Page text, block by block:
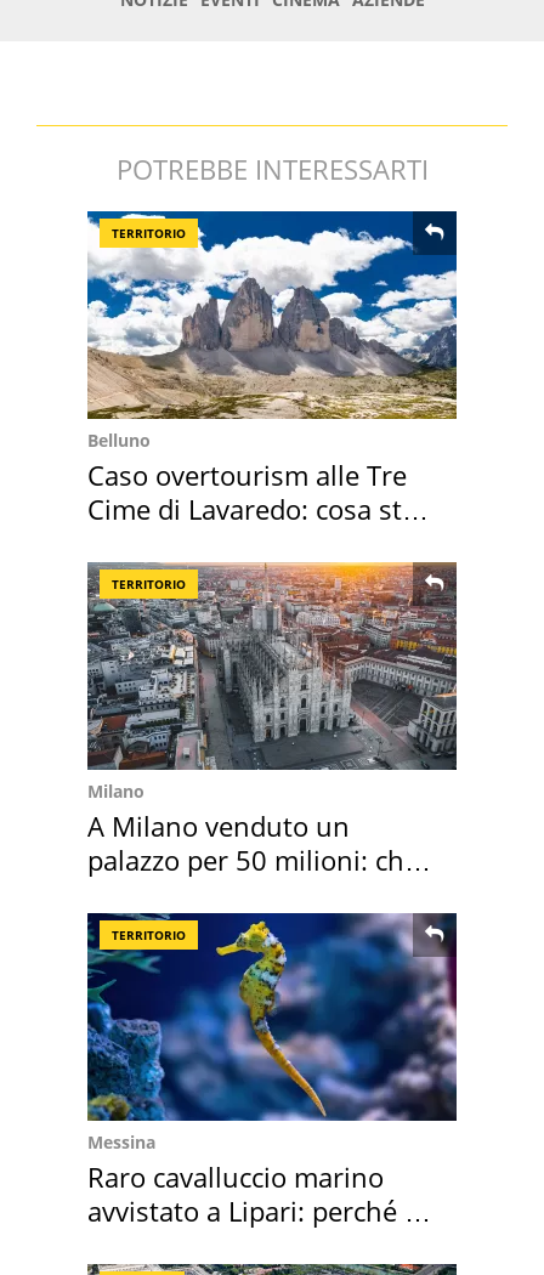
POTREBBE INTERESSARTI
TERRITORIO
Belluno
Caso overtourism alle Tre
Cime di Lavaredo: cosa sta
TERRITORIO
Milano
A Milano venduto un
palazzo per 50 milioni: chi
TERRITORIO
Messina
Raro cavalluccio marino
avvistato a Lipari: perché è